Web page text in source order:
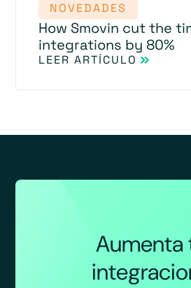
NOVEDADES
How Smovin cut the
integrations by 80%
LEER ARTÍCULO
Aumenta